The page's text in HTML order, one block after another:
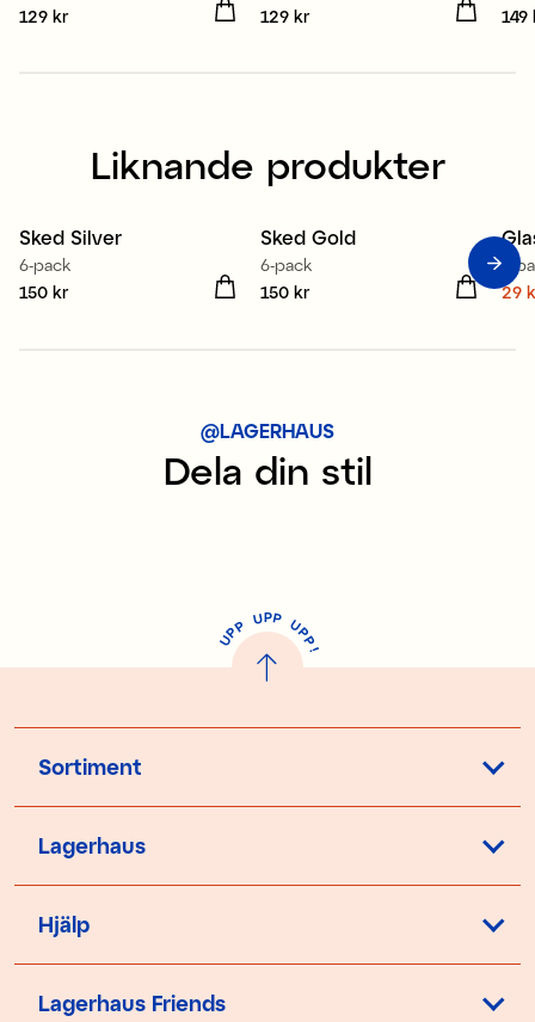
Pris :129 kr
129 kr Pris :129 kr
129 kr Pris
149
Liknande produkter
Sked Silver
6-pack
Pris :150 kr
150 kr
Sked Gold
6-pack
Pris :150 kr
150 kr
4-
29
@LAGERHAUS
Dela din stil
U
P
P UPP UP
P
!
Sortiment
Lagerhaus
Hjälp
Lagerhaus Friends